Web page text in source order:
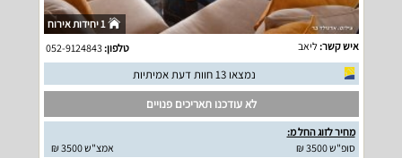
1 יחידות אירוח
איש קשר:ליאב טלפון:052-9124843
נמצאו 13 חוות דעת אמיתיות
לא עודכנו תאריכים פנויים
מחיר לזוג החל מ:
סופ"ש 3500 ₪
אמצ"ש 3500 ₪